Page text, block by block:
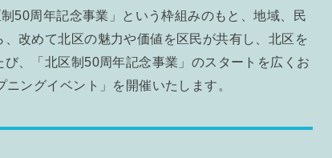
50周年記念事業」という枠組みのもと、地域、民
改めて北区の魅力や価値を区民が共有し、北区を
、「北区制50周年記念事業」のスタートを広くお
ングイベント」を開催いたします。